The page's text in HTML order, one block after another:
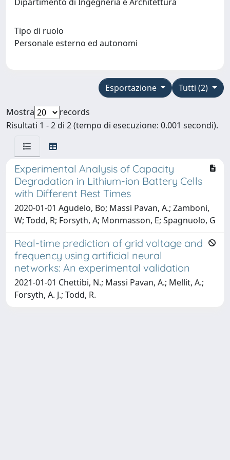
Tipo di ruolo
Personale esterno ed autonomi
Tutti (2)
Esportazione
Mostra
records
Risultati 1 - 2 di 2 (tempo di esecuzione: 0.001 secondi).
Experimental Analysis of Capacity
Degradation in Lithium-ion Battery Cells
with Different Rest Times
2020-01-01 Agudelo, Bo; Massi Pavan, A.; Zamboni,
W; Todd, R; Forsyth, A; Monmasson, E; Spagnuolo, G
Real-time prediction of grid voltage and
frequency using artificial neural
networks: An experimental validation
2021-01-01 Chettibi, N.; Massi Pavan, A.; Mellit, A.;
Forsyth, A. J.; Todd, R.